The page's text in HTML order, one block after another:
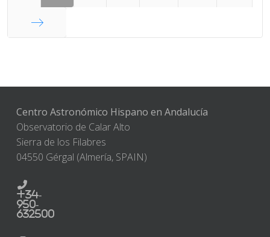
Centro Astronómico Hispano en Andalucía
Observatorio de Calar Alto
Sierra de los Filabres
04550 Gérgal (Almería, SPAIN)
+34-
950-
632500